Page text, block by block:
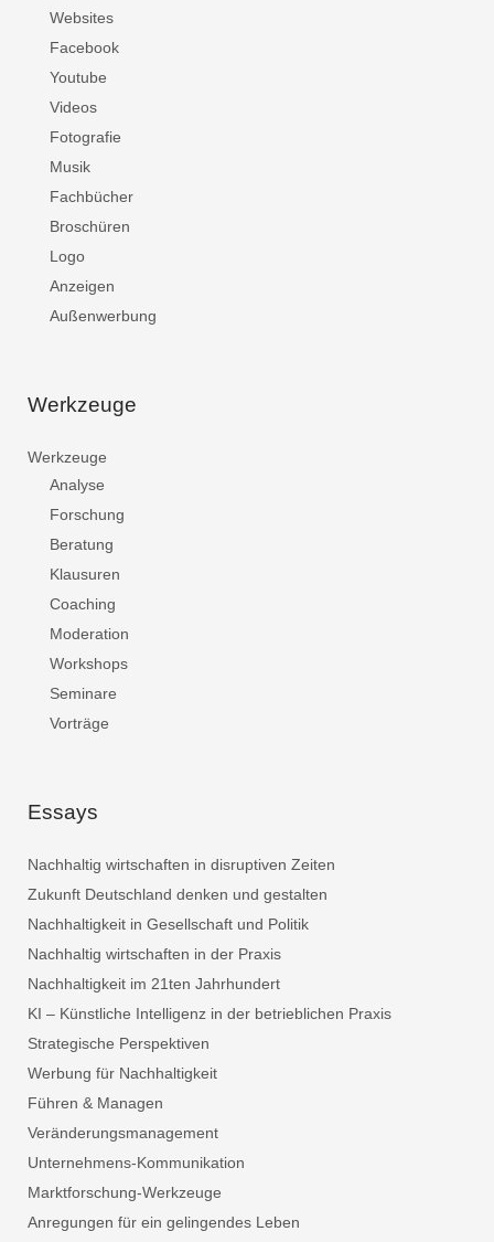
Websites
Facebook
Youtube
Videos
Fotografie
Musik
Fachbücher
Broschüren
Logo
Anzeigen
Außenwerbung
Werkzeuge
Werkzeuge
Analyse
Forschung
Beratung
Klausuren
Coaching
Moderation
Workshops
Seminare
Vorträge
Essays
Nachhaltig wirtschaften in disruptiven Zeiten
Zukunft Deutschland denken und gestalten
Nachhaltigkeit in Gesellschaft und Politik
Nachhaltig wirtschaften in der Praxis
Nachhaltigkeit im 21ten Jahrhundert
KI – Künstliche Intelligenz in der betrieblichen Praxis
Strategische Perspektiven
Werbung für Nachhaltigkeit
Führen & Managen
Veränderungsmanagement
Unternehmens-Kommunikation
Marktforschung-Werkzeuge
Anregungen für ein gelingendes Leben